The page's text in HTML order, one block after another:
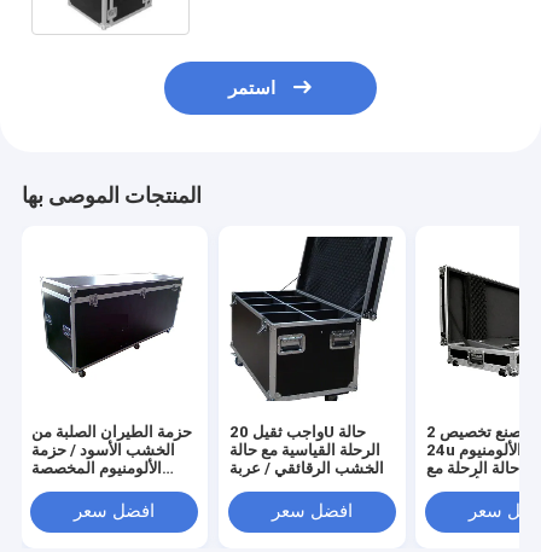
استمر
المنتجات الموصى بها
حزمة الطيران الصلبة من
الخشب الأسود / حزمة
الألومنيوم المخصصة
الثمينة
افضل سعر
واجب ثقيل 20U حالة
الرحلة القياسية مع حالة
الخشب الرقائقي / عربة
افضل سعر
مصنع تخصيص 2u إلى
24u الفضاء الألومنيوم
حالة الرحلة مع
الأسود
سعر